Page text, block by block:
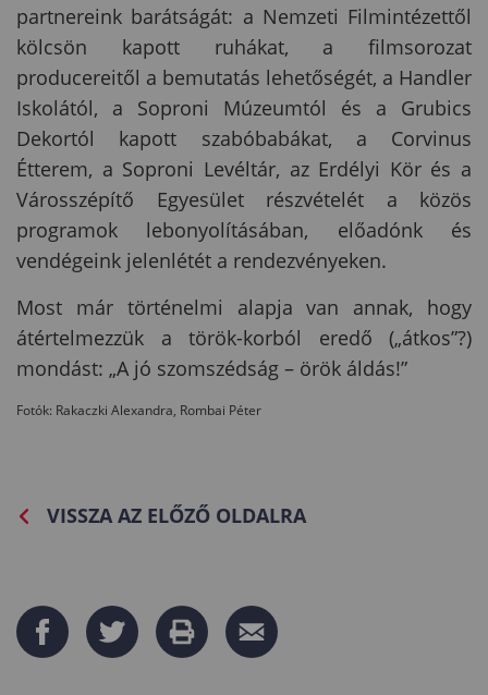
partnereink barátságát: a Nemzeti Filmintézettől
kölcsön kapott ruhákat, a filmsorozat
producereitől a bemutatás lehetőségét, a Handler
Iskolától, a Soproni Múzeumtól és a Grubics
Dekortól kapott szabóbabákat, a Corvinus
Étterem, a Soproni Levéltár, az Erdélyi Kör és a
Városszépítő Egyesület részvételét a közös
programok lebonyolításában, előadónk és
vendégeink jelenlétét a rendezvényeken.
Most már történelmi alapja van annak, hogy
átértelmezzük a török-korból eredő („átkos”?)
mondást: „A jó szomszédság – örök áldás!”
Fotók: Rakaczki Alexandra, Rombai Péter
VISSZA AZ ELŐZŐ OLDALRA